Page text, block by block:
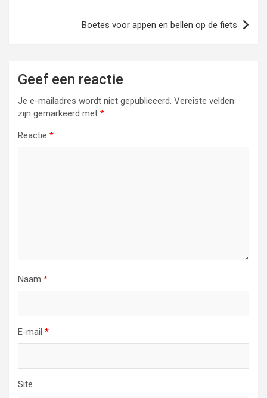
Boetes voor appen en bellen op de fiets
Geef een reactie
Je e-mailadres wordt niet gepubliceerd. Vereiste velden
zijn gemarkeerd met *
Reactie *
Naam *
E-mail *
Site